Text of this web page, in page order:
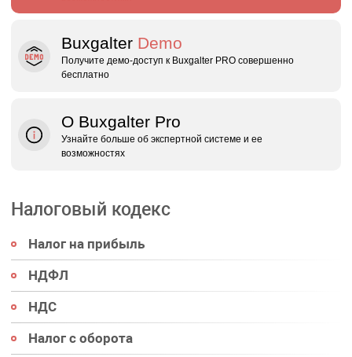
Buxgalter Demo
Получите демо‑доступ к Buxgalter PRO совершенно
бесплатно
О Buxgalter Pro
Узнайте больше об экспертной системе и ее
возможностях
Налоговый кодекс
Налог на прибыль
НДФЛ
НДС
Налог с оборота